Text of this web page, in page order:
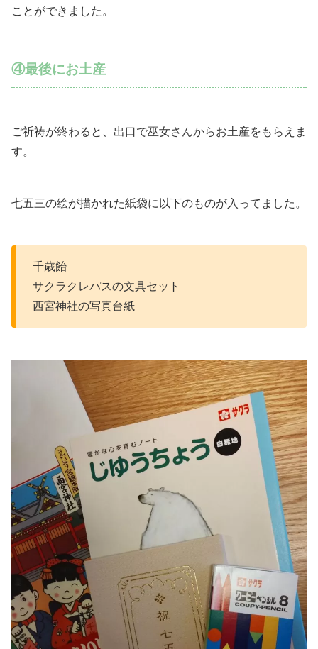
ことができました。
④最後にお土産
ご祈祷が終わると、出口で巫女さんからお土産をもらえま
す。
七五三の絵が描かれた紙袋に以下のものが入ってました。
千歳飴
サクラクレパスの文具セット
西宮神社の写真台紙